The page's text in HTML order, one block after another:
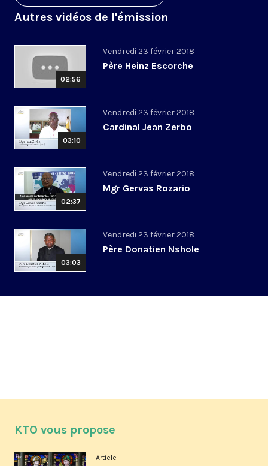
Autres vidéos de l'émission
02:56
Vendredi 23 février 2018
Père Heinz Escorche
03:10
Vendredi 23 février 2018
Cardinal Jean Zerbo
02:37
Vendredi 23 février 2018
Mgr Gervas Rozario
03:03
Vendredi 23 février 2018
Père Donatien Nshole
KTO vous propose
Article